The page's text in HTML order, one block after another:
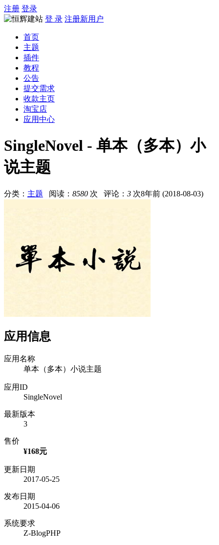
注册 登录
登 录 注册新用户
首页
主题
插件
教程
公告
提交需求
收款主页
淘宝店
应用中心
SingleNovel - 单本（多本）小
说主题
分类： 主题 阅读： 8580 次 评论： 3 次8年前 (2018-08-03)
应用信息
应用名称
单本（多本）小说主题
应用ID
SingleNovel
最新版本
3
售价
¥168元
更新日期
2017-05-25
发布日期
2015-04-06
系统要求
Z-BlogPHP